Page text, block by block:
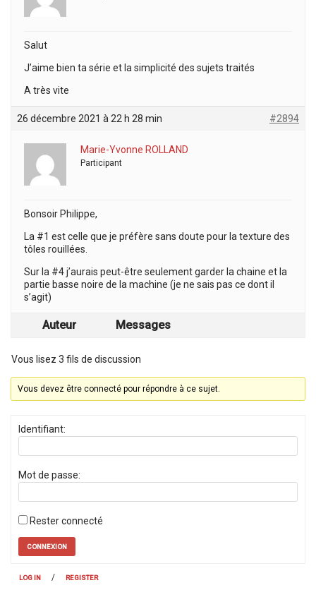
Salut
J’aime bien ta série et la simplicité des sujets traités
A très vite
26 décembre 2021 à 22 h 28 min #2894
Marie-Yvonne ROLLAND
Participant
Bonsoir Philippe,
La #1 est celle que je préfère sans doute pour la texture des
tôles rouillées.
Sur la #4 j’aurais peut-être seulement garder la chaine et la
partie basse noire de la machine (je ne sais pas ce dont il
s’agit)
Auteur Messages
Vous lisez 3 fils de discussion
Vous devez être connecté pour répondre à ce sujet.
Identifiant:
Mot de passe:
Rester connecté
CONNEXION
LOG IN / REGISTER